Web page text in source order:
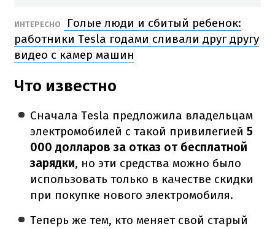
ИНТЕРЕСНО
Голые люди и сбитый ребенок:
работники Tesla годами сливали друг другу
видео с камер машин
Что известно
Сначала Tesla предложила владельцам
электромобилей с такой привилегией 5
000 долларов за отказ от бесплатной
зарядки, но эти средства можно было
использовать только в качестве скидки
при покупке нового электромобиля.
Теперь же тем, кто меняет свой старый